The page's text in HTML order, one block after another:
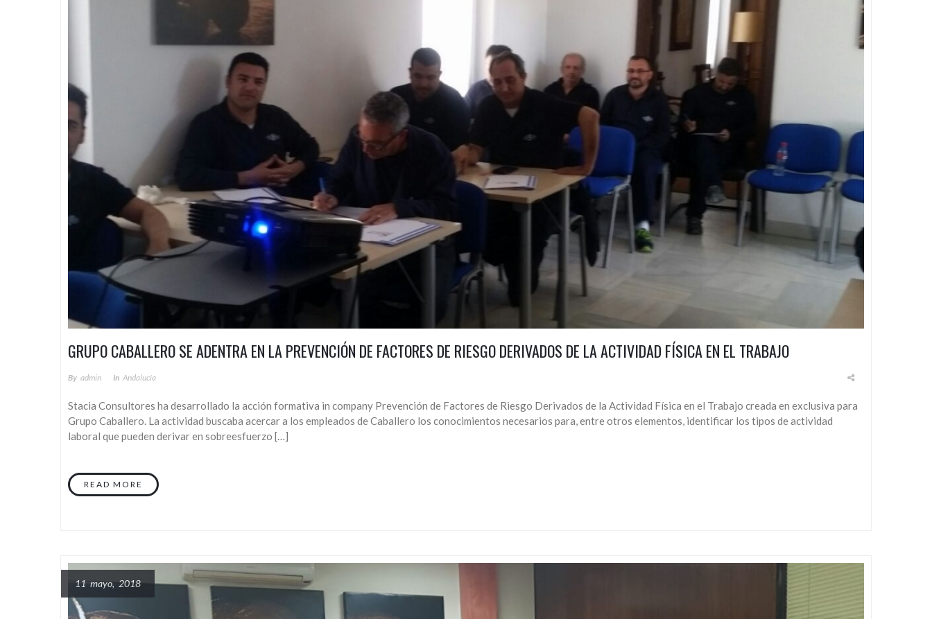
GRUPO CABALLERO SE ADENTRA EN LA PREVENCIÓN DE FACTORES DE RIESGO DERIVADOS DE LA ACTIVIDAD FÍSICA EN EL TRABAJO
By Admin In Andalucía
Stacia Consultores ha desarrollado la acción formativa in company Prevención de Factores de Riesgo Derivados de la Actividad Física en el Trabajo creada en exclusiva para
Grupo Caballero. La actividad buscaba acercar a los empleados de Caballero los conocimientos necesarios para, entre otros elementos, identificar los tipos de actividad
laboral que pueden derivar en sobreesfuerzo […]
READ MORE
11 mayo, 2018